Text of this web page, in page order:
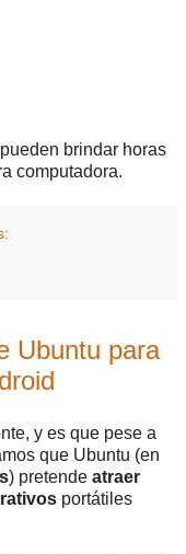
brindar horas
computadora.
Ubuntu para
y es que pese a
que Ubuntu (en
) pretende atraer
portátiles